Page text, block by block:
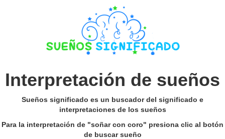
Interpretación de sueños
Sueños significado es un buscador del significado e
interpretaciones de los sueños
Para la interpretación de "soñar con coro" presiona clic al botón
de buscar sueño